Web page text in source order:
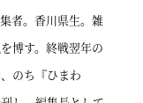
者。香川県生。雑
博す。終戦翌年の
のち『ひまわ